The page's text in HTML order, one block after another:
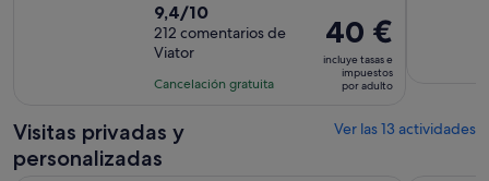
duración
de
la
actividad
de
9.4
sobre
10
con
comentarios
9,4/10
212 comentarios de
Viator
Cancelación gratuita
El
precio
es
de
por
40 €
incluye tasas e
impuestos
por adulto
Visitas privadas y
personalizadas
Ver las 13 actividades